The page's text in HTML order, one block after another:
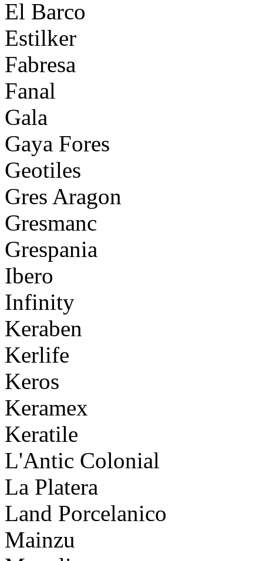
El Barco
Estilker
Fabresa
Fanal
Gala
Gaya Fores
Geotiles
Gres Aragon
Gresmanc
Grespania
Ibero
Infinity
Keraben
Kerlife
Keros
Keramex
Keratile
L'Antic Colonial
La Platera
Land Porcelanico
Mainzu